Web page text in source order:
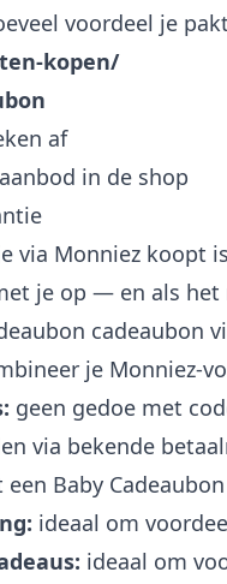
voordeel je
kopen/
af
in de shop
via Monniez koopt is
je op — en als
cadeaubon
je Monniez-
geen gedoe met
via bekende
Baby
ideaal om
ideaal om